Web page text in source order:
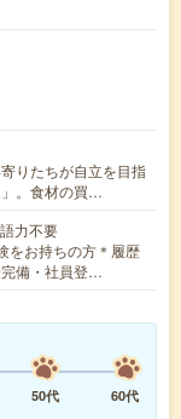
りたちが自立を目指
」。食材の買…
力不要
お持ちの方＊履歴
備・社員登…
50代
60代